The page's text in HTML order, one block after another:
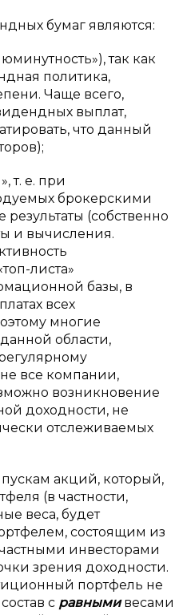
бумаг являются:
так как
политика,
Чаще всего,
выплат,
что данный
т. е. при
брокерскими
(собственно
и вычисления.
листа»
базы, в
всех
многие
области,
все компании,
возникновение
доходности, не
отслеживаемых
акций, который,
(в частности,
веса, будет
состоящим из
инвесторами
зрения доходности.
портфель не
с равнымивесами